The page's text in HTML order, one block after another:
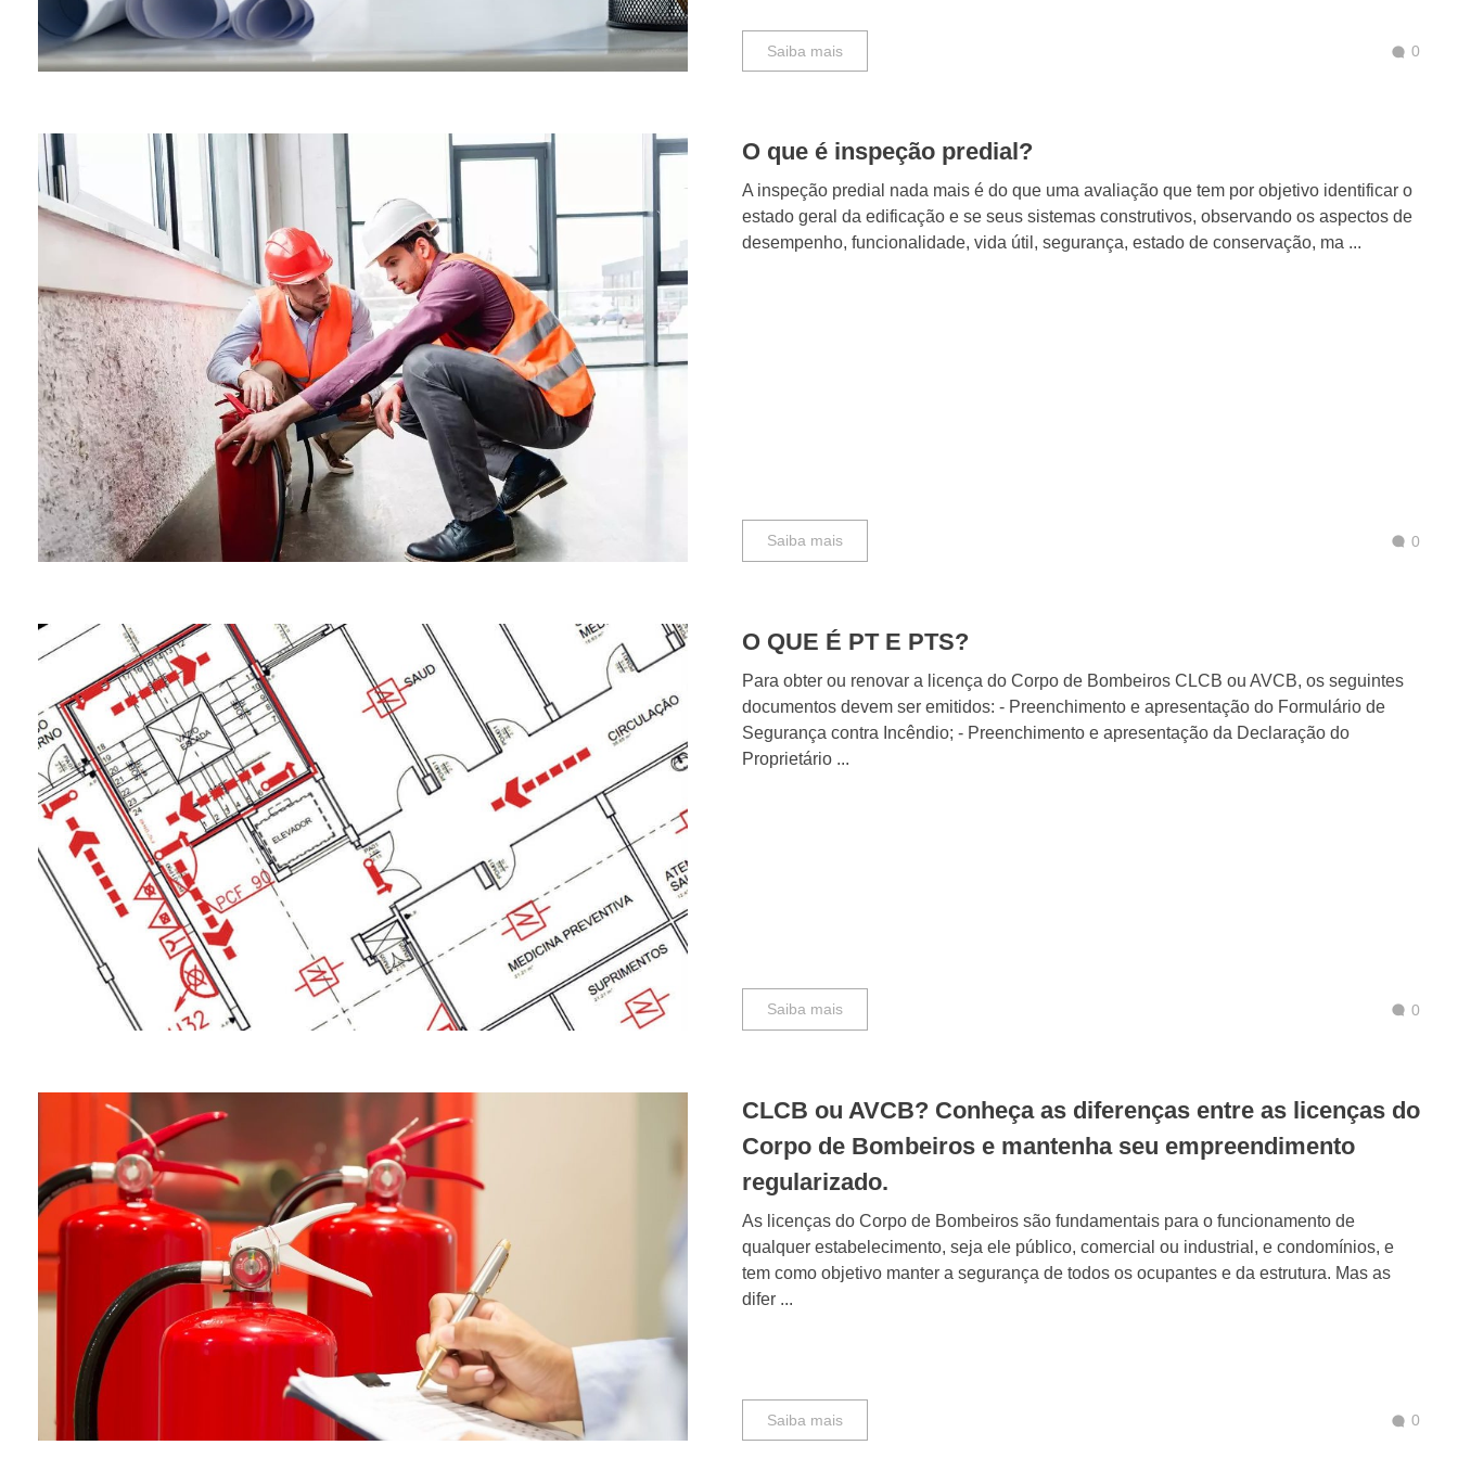
Saiba mais 0
O que é inspeção predial?
A inspeção predial nada mais é do que uma avaliação que tem por objetivo identificar o
estado geral da edificação e se seus sistemas construtivos, observando os aspectos de
desempenho, funcionalidade, vida útil, segurança, estado de conservação, ma ...
Saiba mais 0
O QUE É PT E PTS?
Para obter ou renovar a licença do Corpo de Bombeiros CLCB ou AVCB, os seguintes
documentos devem ser emitidos: - Preenchimento e apresentação do Formulário de
Segurança contra Incêndio; - Preenchimento e apresentação da Declaração do
Proprietário ...
Saiba mais 0
CLCB ou AVCB? Conheça as diferenças entre as licenças do
Corpo de Bombeiros e mantenha seu empreendimento
regularizado.
As licenças do Corpo de Bombeiros são fundamentais para o funcionamento de
qualquer estabelecimento, seja ele público, comercial ou industrial, e condomínios, e
tem como objetivo manter a segurança de todos os ocupantes e da estrutura. Mas as
difer ...
Saiba mais 0